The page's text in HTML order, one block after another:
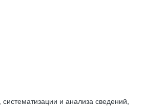
и анализа сведений,